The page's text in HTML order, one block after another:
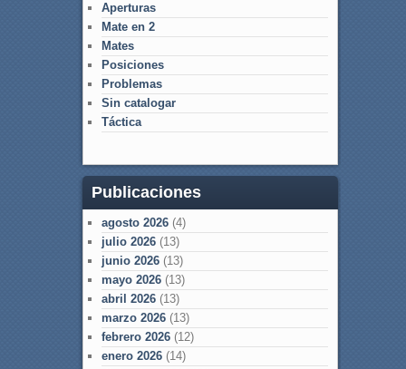
Aperturas
Mate en 2
Mates
Posiciones
Problemas
Sin catalogar
Táctica
Publicaciones
agosto 2026(4)
julio 2026(13)
junio 2026(13)
mayo 2026(13)
abril 2026(13)
marzo 2026(13)
febrero 2026(12)
enero 2026(14)